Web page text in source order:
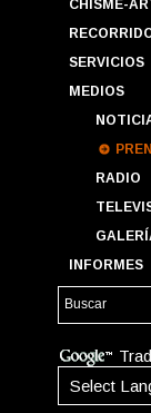
CHISME-
SERVICIOS
MEDIOS
RADIO
INFORMES
Select